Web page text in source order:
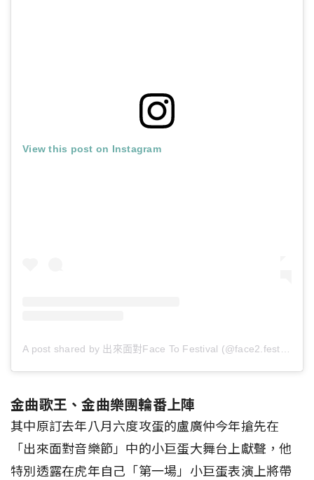
View this post on Instagram
A post shared by 出來面對Face To Festival (@face2.festival)
金曲歌王、金曲樂團輪番上陣
其中原訂去年八月六度攻蛋的盧廣仲今年搶先在
「出來面對音樂節」中的小巨蛋大舞台上獻聲，他
特別透露在虎年自己「第一場」小巨蛋表演上將帶